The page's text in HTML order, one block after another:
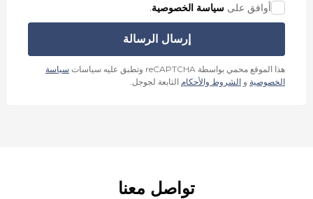
أوافق على سياسة الخصوصية.
إرسال الرسالة
هذا الموقع محمي بواسطة reCAPTCHA وتطبق عليه سياسات
سياسة
الخصوصية و الشروط والأحكام التابعة لجوجل.
تواصل معنا